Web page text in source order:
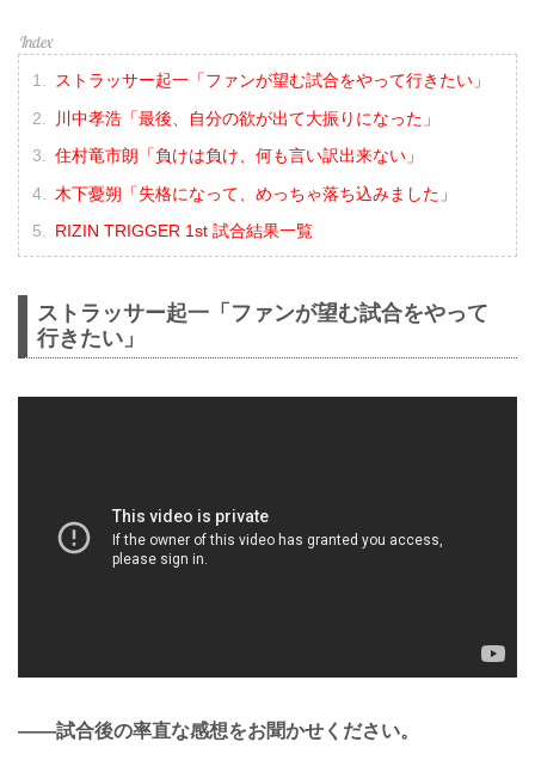
ストラッサー起一「ファンが望む試合をやって行きたい」
川中孝浩「最後、自分の欲が出て大振りになった」
住村竜市朗「負けは負け、何も言い訳出来ない」
木下憂朔「失格になって、めっちゃ落ち込みました」
RIZIN TRIGGER 1st 試合結果一覧
ストラッサー起一「ファンが望む試合をやって
行きたい」
——試合後の率直な感想をお聞かせください。